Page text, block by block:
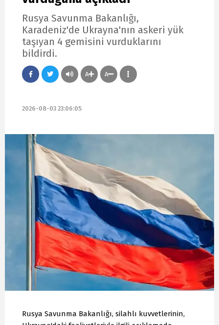
Rusya Savunma Bakanlığı,
Karadeniz'de Ukrayna'nın askeri yük
taşıyan 4 gemisini vurduklarını
bildirdi.
A A
2026-08-03 23:06:05
Rusya Savunma Bakanlığı, silahlı kuvvetlerinin,